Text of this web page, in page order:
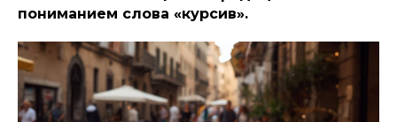
пониманием слова «курсив».